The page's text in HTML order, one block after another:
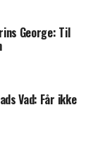
George: Til
Vad: Får ikke